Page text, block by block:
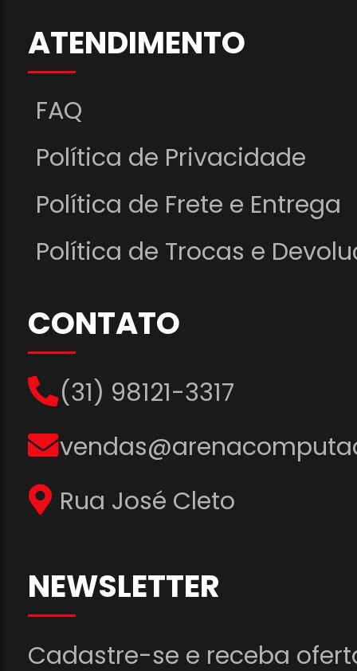
ATENDIMENTO
FAQ
Política de Privacidade
Política de Frete e Entrega
Política de Trocas e
CONTATO
(31) 98121-3317
Rua José Cleto
NEWSLETTER
Cadastre-se e receba